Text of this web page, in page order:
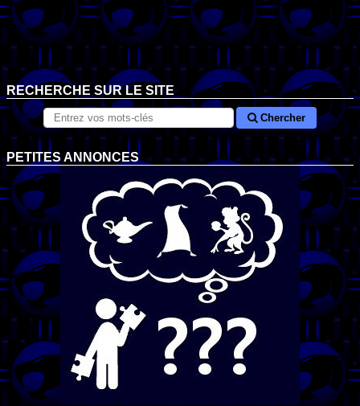
RECHERCHE SUR LE SITE
Chercher
PETITES ANNONCES